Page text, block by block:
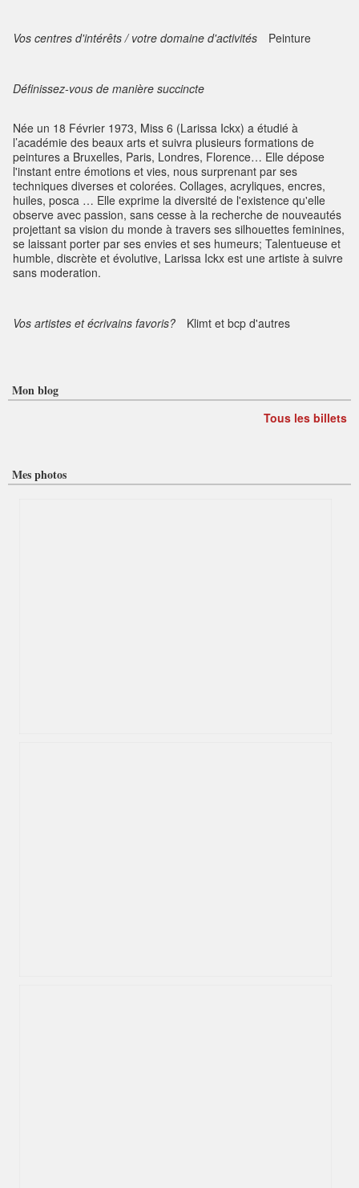
Vos centres d'intérêts / votre domaine d'activités Peinture
Définissez-vous de manière succincte
Née un 18 Février 1973, Miss 6 (Larissa Ickx) a étudié à
l’académie des beaux arts et suivra plusieurs formations de
peintures a Bruxelles, Paris, Londres, Florence… Elle dépose
l'instant entre émotions et vies, nous surprenant par ses
techniques diverses et colorées. Collages, acryliques, encres,
huiles, posca … Elle exprime la diversité de l'existence qu'elle
observe avec passion, sans cesse à la recherche de nouveautés
projettant sa vision du monde à travers ses silhouettes feminines,
se laissant porter par ses envies et ses humeurs; Talentueuse et
humble, discrète et évolutive, Larissa Ickx est une artiste à suivre
sans moderation.
Vos artistes et écrivains favoris? Klimt et bcp d'autres
Mon blog
Tous les billets
Mes photos